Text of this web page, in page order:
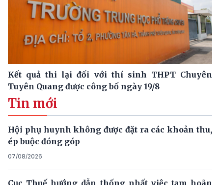
Kết quả thi lại đối với thí sinh THPT Chuyên
Tuyên Quang được công bố ngày 19/8
Tin mới
Hội phụ huynh không được đặt ra các khoản thu,
ép buộc đóng góp
07/08/2026
Cục Thuế hướng dẫn thống nhất việc tạm hoãn